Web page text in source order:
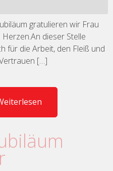
gratulieren wir Frau
dieser Stelle
für die Arbeit, den Fleiß und
[…]